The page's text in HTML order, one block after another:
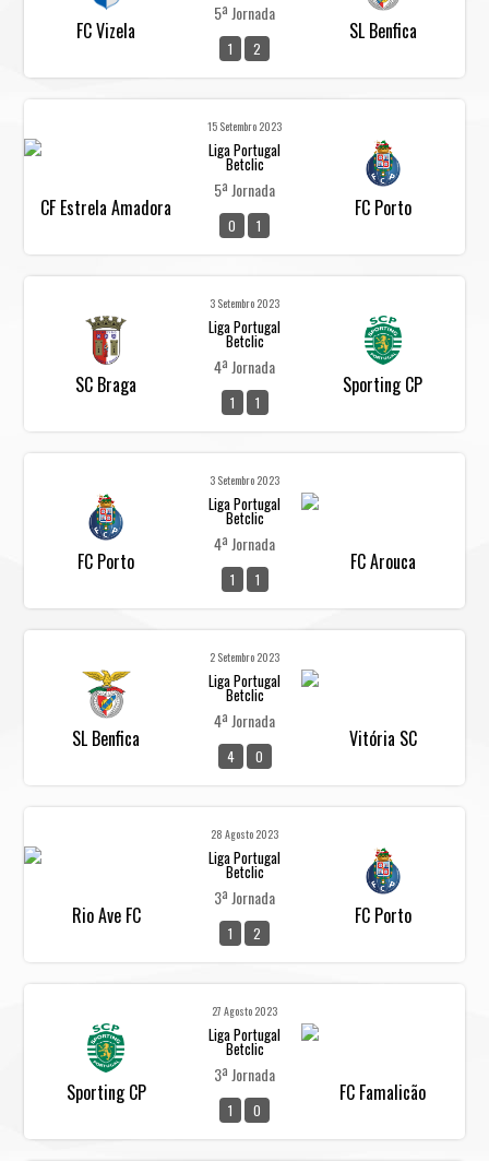
FC Vizela
5ª Jornada
1 2
SL Benfica
CF Estrela Amadora
15 Setembro 2023
Liga Portugal
Betclic
5ª Jornada
0 1
FC Porto
SC Braga
3 Setembro 2023
Liga Portugal
Betclic
4ª Jornada
1 1
Sporting CP
FC Porto
3 Setembro 2023
Liga Portugal
Betclic
4ª Jornada
1 1
FC Arouca
SL Benfica
2 Setembro 2023
Liga Portugal
Betclic
4ª Jornada
4 0
Vitória SC
Rio Ave FC
28 Agosto 2023
Liga Portugal
Betclic
3ª Jornada
1 2
FC Porto
Sporting CP
27 Agosto 2023
Liga Portugal
Betclic
3ª Jornada
1 0
FC Famalicão